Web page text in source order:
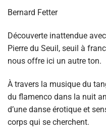
Bernard Fetter
Découverte inattendue
Pierre du Seuil, seuil à
nous offre ici un autre ton.
À travers la musique du
du flamenco dans la nuit
d’une danse érotique et
corps qui se cherchent.